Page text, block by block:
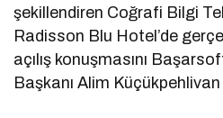
şekillendiren Coğrafi Bilgi
Radisson Blu Hotel’de
açılış konuşmasını
Başkanı Alim Küçükpehlivan